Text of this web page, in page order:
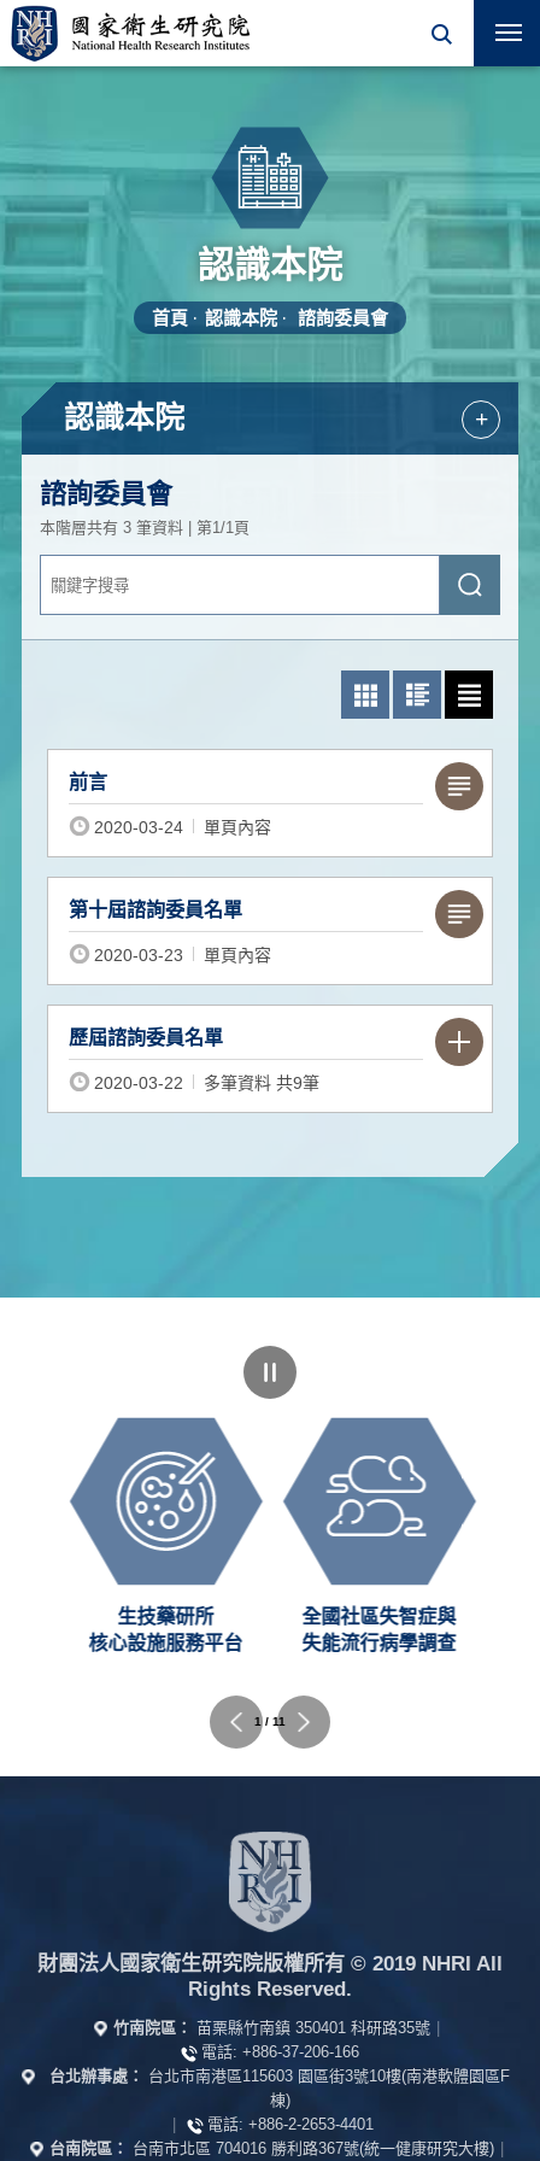
認識本院
首頁 認識本院 諮詢委員會
認識本院 +
諮詢委員會
本階層共有 3 筆資料 | 第1/1頁
關
送
前言
2020-03-24 單頁內容
第十屆諮詢委員名單
2020-03-23 單頁內容
歷屆諮詢委員名單
2020-03-22 多筆資料 共9筆
生技藥研所
核心設施服務平台
全國社區失智症與
失能流行病學調查
2 / 11
財團法人國家衛生研究院版權所有 © 2019 NHRI All
Rights Reserved.
竹南院區： 苗栗縣竹南鎮 350401 科研路35號 |
電話: +886-37-206-166
台北辦事處：
台北市南港區115603 園區街3號10樓(南港軟體園區F
棟)
|
電話: +886-2-2653-4401
台南院區：
台南市北區 704016 勝利路367號(統一健康研究大樓) |